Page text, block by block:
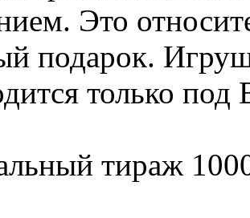
Это
подарок.
только
тираж